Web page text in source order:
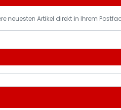
neuesten Artikel direkt in Ihrem